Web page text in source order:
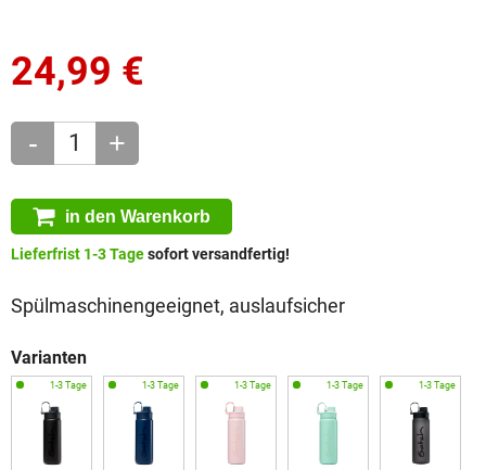
24,99 €
- +
in den Warenkorb
Lieferfrist 1-3 Tagesofort versandfertig!
Spülmaschinengeeignet, auslaufsicher
Varianten